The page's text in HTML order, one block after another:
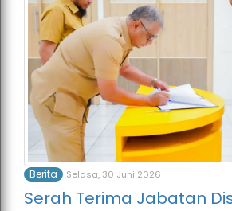
Berita Selasa, 30 Juni 2026
Serah Terima Jabatan